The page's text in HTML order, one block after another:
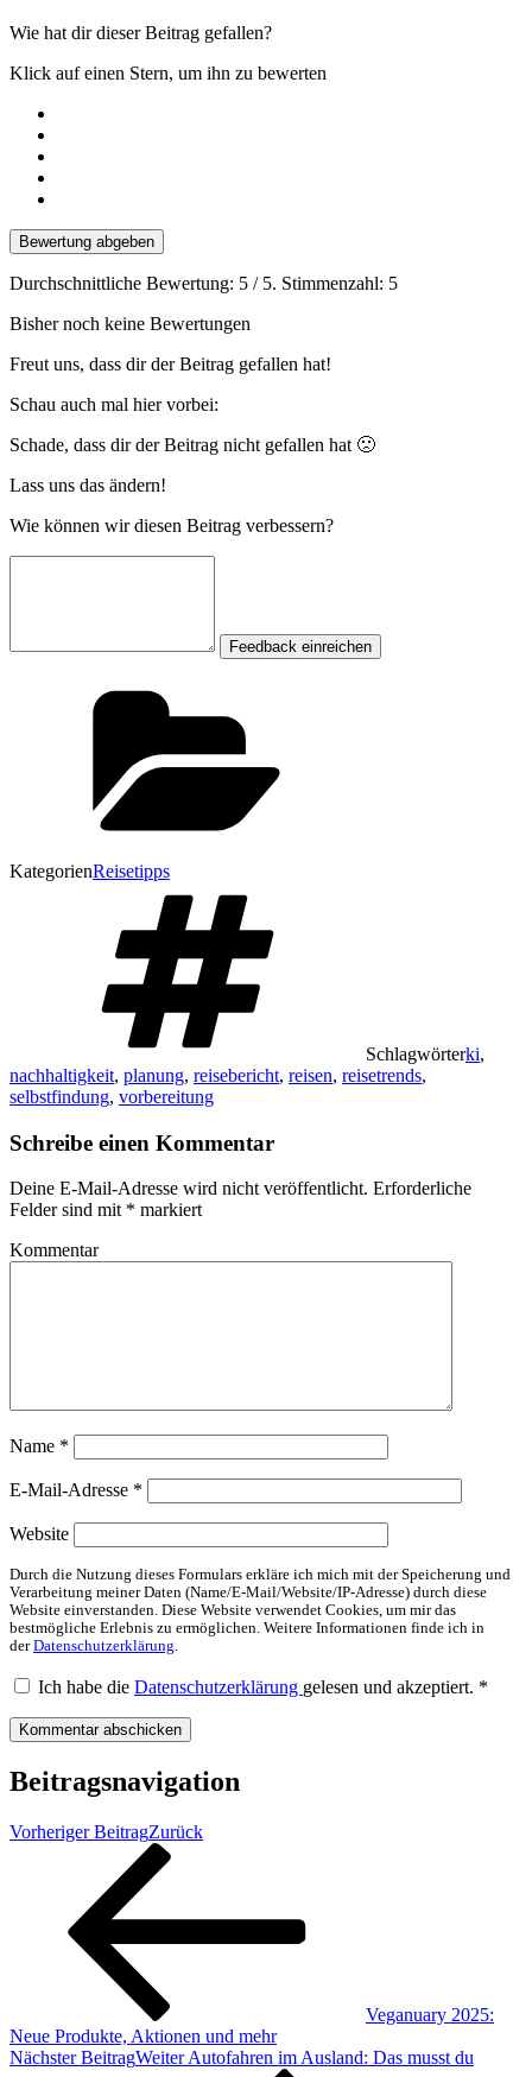
Wie hat dir dieser Beitrag gefallen?
Klick auf einen Stern, um ihn zu bewerten
Bewertung abgeben
Durchschnittliche Bewertung: 5 / 5. Stimmenzahl: 5
Bisher noch keine Bewertungen
Freut uns, dass dir der Beitrag gefallen hat!
Schau auch mal hier vorbei:
Schade, dass dir der Beitrag nicht gefallen hat 🙁
Lass uns das ändern!
Wie können wir diesen Beitrag verbessern?
Feedback einreichen
KategorienReisetipps
Schlagwörterki,
nachhaltigkeit, planung, reisebericht, reisen, reisetrends,
selbstfindung, vorbereitung
Schreibe einen Kommentar
Deine E-Mail-Adresse wird nicht veröffentlicht. Erforderliche
Felder sind mit * markiert
Kommentar
Name *
E-Mail-Adresse *
Website
Durch die Nutzung dieses Formulars erkläre ich mich mit der Speicherung und
Verarbeitung meiner Daten (Name/E-Mail/Website/IP-Adresse) durch diese
Website einverstanden. Diese Website verwendet Cookies, um mir das
bestmögliche Erlebnis zu ermöglichen. Weitere Informationen finde ich in
derDatenschutzerklärung.
Ich habe die Datenschutzerklärung gelesen und akzeptiert. *
Beitragsnavigation
Vorheriger BeitragZurück
Veganuary 2025:
Neue Produkte, Aktionen und mehr
Nächster BeitragWeiter Autofahren im Ausland: Das musst du